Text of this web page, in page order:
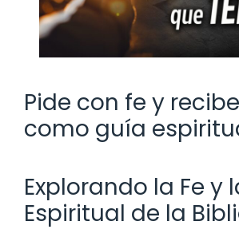
Pide con fe y
como guía
Explorando la Fe y
Espiritual de la